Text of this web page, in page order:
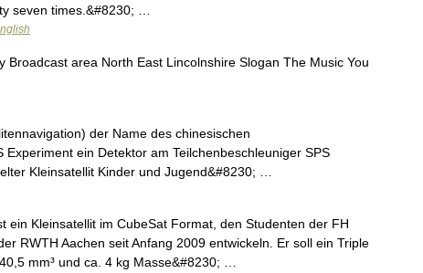
seven times.&#8230; …
area North East Lincolnshire Slogan The Music You
der Name des chinesischen
Experiment ein Detektor am Teilchenbeschleuniger SPS
Kleinsatellit Kinder und Jugend&#8230; …
ein Kleinsatellit im CubeSat Format, den Studenten der FH
RWTH Aachen seit Anfang 2009 entwickeln. Er soll ein Triple
mm³ und ca. 4 kg Masse&#8230; …